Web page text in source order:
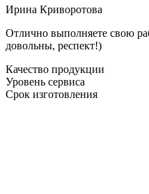
Ирина Криворотова
Отлично выполняете свою
довольны, респект!)
Качество продукции
Уровень сервиса
Срок изготовления